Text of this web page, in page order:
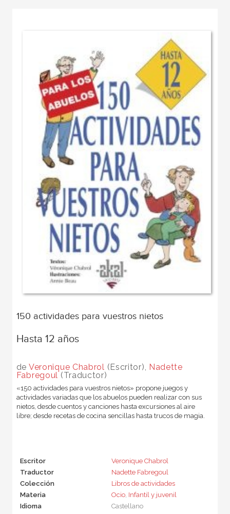
150 actividades para vuestros nietos
Hasta 12 años
de Veronique Chabrol (Escritor), Nadette
Fabregoul (Traductor)
«150 actividades para vuestros nietos» propone juegos y
actividades variadas que los abuelos pueden realizar con sus
nietos, desde cuentos y canciones hasta excursiones al aire
libre; desde recetas de cocina sencillas hasta trucos de magia.
Escritor
Veronique Chabrol
Traductor
Nadette Fabregoul
Colección
Libros de actividades
Materia
Ocio, Infantil y juvenil
Idioma
Castellano